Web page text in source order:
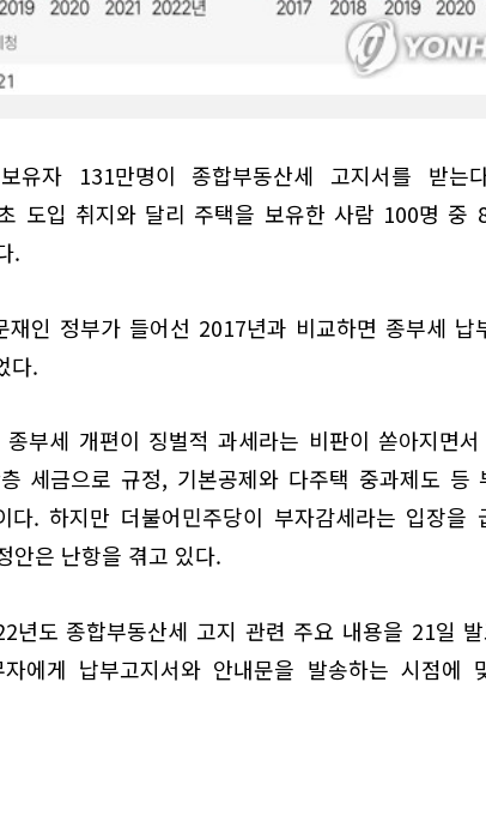
유자 131만명이 종합부동산세 고지서를 받는
도입 취지와 달리 주택을 보유한 사람 100명 중
.
재인 정부가 들어선 2017년과 비교하면 종부세 납
다.
부세 개편이 징벌적 과세라는 비판이 쏟아지면
세금으로 규정, 기본공제와 다주택 중과제도 등
다. 하지만 더불어민주당이 부자감세라는 입장을
안은 난항을 겪고 있다.
년도 종합부동산세 고지 관련 주요 내용을 21일
에게 납부고지서와 안내문을 발송하는 시점에